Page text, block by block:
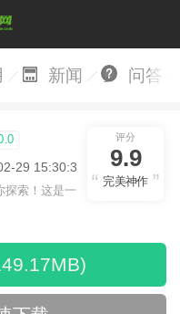
新闻 问答
29 15:30:34
探索！这是一
评分
9.9
完美神作